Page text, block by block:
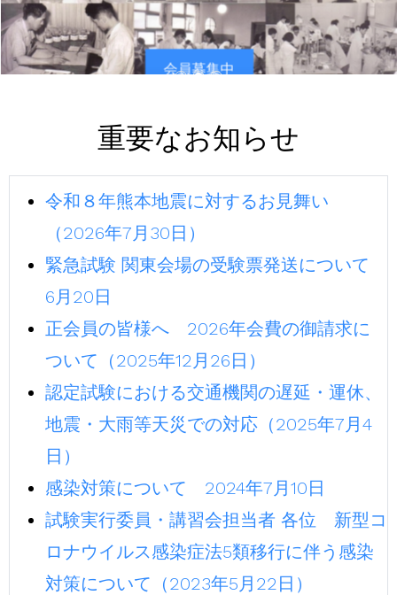
会員募集中
重要なお知らせ
令和８年熊本地震に対するお見舞い
（2026年7月30日）
緊急試験 関東会場の受験票発送について
6月20日
正会員の皆様へ 2026年会費の御請求に
ついて（2025年12月26日）
認定試験における交通機関の遅延・運休、
地震・大雨等天災での対応（2025年7月4
日）
感染対策について 2024年7月10日
試験実行委員・講習会担当者 各位 新型コ
ロナウイルス感染症法5類移行に伴う感染
対策について（2023年5月22日）